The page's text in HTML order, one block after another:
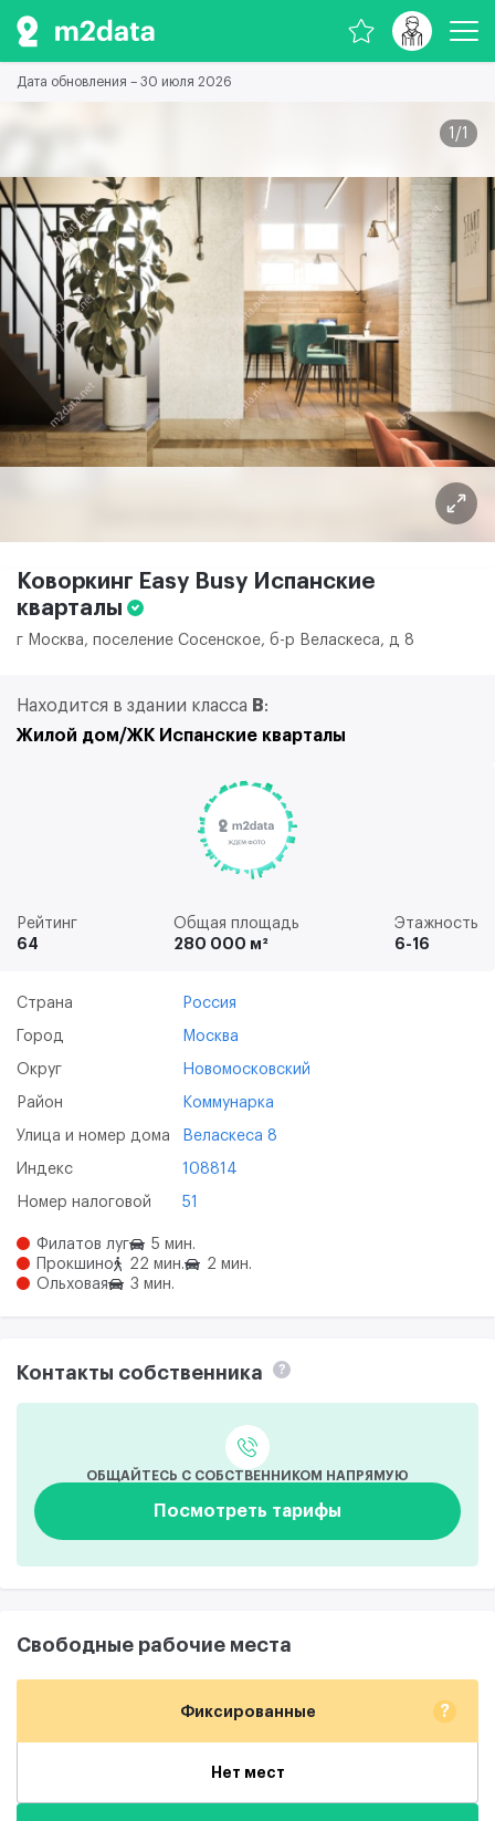
Дата обновления – 30 июля 2026
1 /1
Коворкинг Easy Busy Испанские
кварталы
г Москва, поселение Сосенское, б-р Веласкеса, д 8
Находится в здании класса B:
Жилой дом/ЖК Испанские кварталы
Рейтинг
64
Общая площадь
280 000 м²
Этажность
6-16
Страна Россия
Город Москва
Округ Новомосковский
Район Коммунарка
Улица и номер дома Веласкеса 8
Индекс 108814
Номер налоговой 51
Филатов луг
5 мин.
Прокшино
22 мин.
2 мин.
Ольховая
3 мин.
Контакты собственника ?
ОБЩАЙТЕСЬ С СОБСТВЕННИКОМ НАПРЯМУЮ
Посмотреть тарифы
Свободные рабочие места
Фиксированные ?
Нет мест